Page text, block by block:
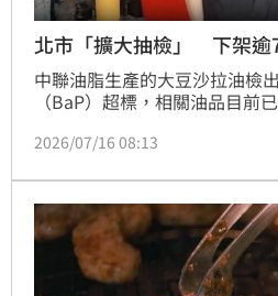
北市「擴大抽檢」 下架逾
中聯油脂生產的大豆沙拉油檢
（BaP）超標，相關油品目前
7月2日即主動啟動「油品檢驗
2026/07/16 08:13